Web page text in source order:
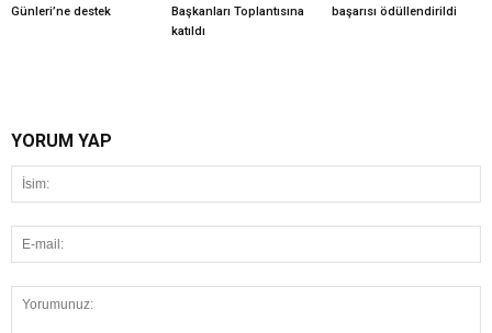
Günleri’ne destek
Başkanları Toplantısına
katıldı
başarısı ödüllendirildi
YORUM YAP